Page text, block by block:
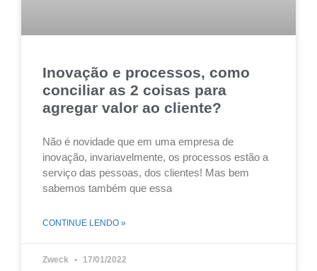
Inovação e processos, como
conciliar as 2 coisas para
agregar valor ao cliente?
Não é novidade que em uma empresa de
inovação, invariavelmente, os processos estão a
serviço das pessoas, dos clientes! Mas bem
sabemos também que essa
CONTINUE LENDO »
Zweck 17/01/2022